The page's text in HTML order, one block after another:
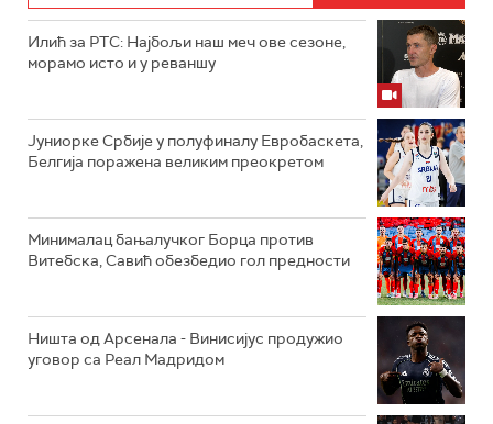
Илић за РТС: Најбољи наш меч ове сезоне,
морамо исто и у реваншу
Јуниорке Србије у полуфиналу Евробаскета,
Белгија поражена великим преокретом
Минималац бањалучког Борца против
Витебска, Савић обезбедио гол предности
Ништа од Арсенала - Винисијус продужио
уговор са Реал Мадридом